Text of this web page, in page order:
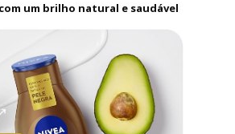
um brilho natural e saudável